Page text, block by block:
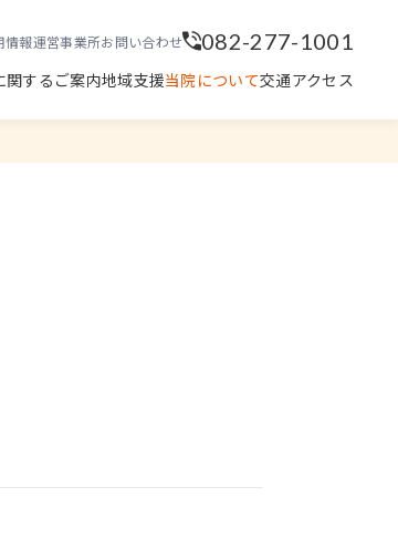
関するご案内地域支援当院について交通アクセス
情報運営事業所お問い合わせ 082-277-1001